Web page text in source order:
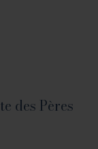
des Pères